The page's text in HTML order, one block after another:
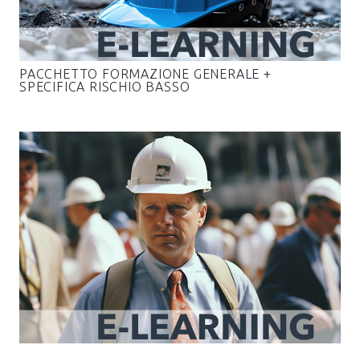
PACCHETTO FORMAZIONE GENERALE +
SPECIFICA RISCHIO BASSO